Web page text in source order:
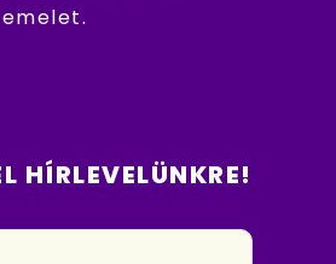
HÍRLEVELÜNKRE!